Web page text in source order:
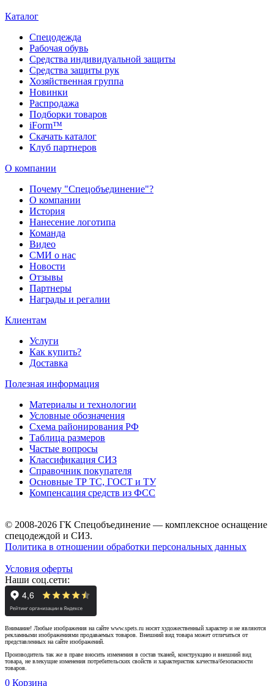
Каталог
Спецодежда
Рабочая обувь
Средства индивидуальной защиты
Средства защиты рук
Хозяйственная группа
Новинки
Распродажа
Подборки товаров
iForm™
Скачать каталог
Клуб партнеров
О компании
Почему "Спецобъединение"?
О компании
История
Нанесение логотипа
Команда
Видео
СМИ о нас
Новости
Отзывы
Партнеры
Награды и регалии
Клиентам
Услуги
Как купить?
Доставка
Полезная информация
Материалы и технологии
Условные обозначения
Схема районирования РФ
Таблица размеров
Частые вопросы
Классификация СИЗ
Справочник покупателя
Основные ТР ТС, ГОСТ и ТУ
Компенсация средств из ФСС
© 2008-2026 ГК Спецобъединение — комплексное оснащение
спецодеждой и СИЗ.
Политика в отношении обработки персональных данных
Условия оферты
Наши соц.сети:
Внимание! Любые изображения на сайте www.spets.ru носят художественный характер и не являются
рекламными изображениями продаваемых товаров. Внешний вид товара может отличаться от
представленных на сайте изображений.
Производитель так же в праве вносить изменения в состав тканей, конструкцию и внешний вид
товара, не влекущие изменения потребительских свойств и характеристик качества/безопасности
товаров.
0 Корзина